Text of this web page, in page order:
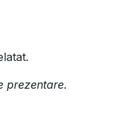
prezentare.